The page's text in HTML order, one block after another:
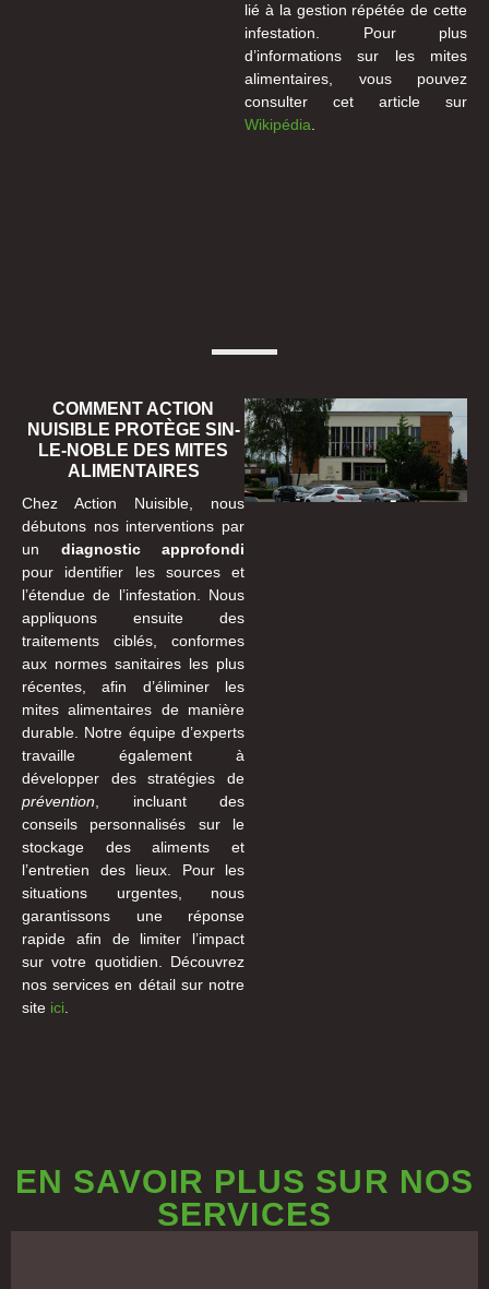
lié à la gestion répétée de cette
infestation. Pour plus
d’informations sur les mites
alimentaires, vous pouvez
consulter cet article sur
Wikipédia.
COMMENT ACTION
NUISIBLE PROTÈGE SIN-
LE-NOBLE DES MITES
ALIMENTAIRES
Chez Action Nuisible, nous
débutons nos interventions par
un diagnostic approfondi
pour identifier les sources et
l’étendue de l’infestation. Nous
appliquons ensuite des
traitements ciblés, conformes
aux normes sanitaires les plus
récentes, afin d’éliminer les
mites alimentaires de manière
durable. Notre équipe d’experts
travaille également à
développer des stratégies de
prévention , incluant des
conseils personnalisés sur le
stockage des aliments et
l’entretien des lieux. Pour les
situations urgentes, nous
garantissons une réponse
rapide afin de limiter l’impact
sur votre quotidien. Découvrez
nos services en détail sur notre
site ici
EN SAVOIR PLUS SUR NOS
SERVICES